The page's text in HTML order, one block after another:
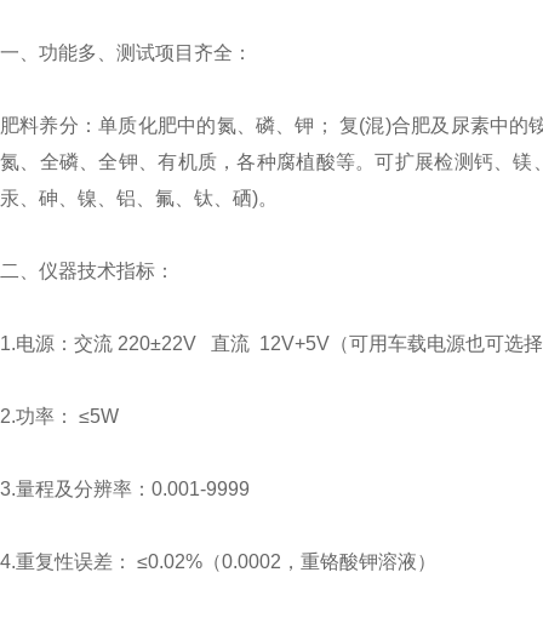
一、功能多、测试项目齐全：
肥料养分：单质化肥中的氮、磷、钾； 复(混)合肥及尿素中
氮、全磷、全钾、有机质，各种腐植酸等。可扩展检测钙、
汞、砷、镍、铝、氟、钛、硒)。
二、仪器技术指标：
1.电源：交流 220±22V 直流 12V+5V（可用车载电源也可选
2.功率： ≤5W
3.量程及分辨率：0.001-9999
4.重复性误差： ≤0.02%（0.0002，重铬酸钾溶液）